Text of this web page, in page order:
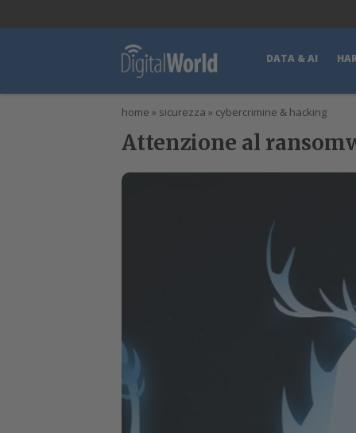
DATA & AI
home » sicurezza » cybercrimine & hacking
Attenzione al